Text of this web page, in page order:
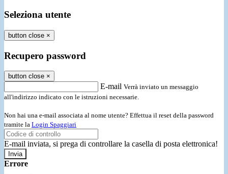
Seleziona utente
button close ×
Recupero password
button close ×
E-mail Verrà inviato un messaggio
all'indirizzo indicato con le istruzioni necessarie.
Non hai una e-mail associata al nome utente? Effettua il reset della password
tramite la Login Spaggiari
E-mail inviata, si prega di controllare la casella di posta elettronica!
Errore